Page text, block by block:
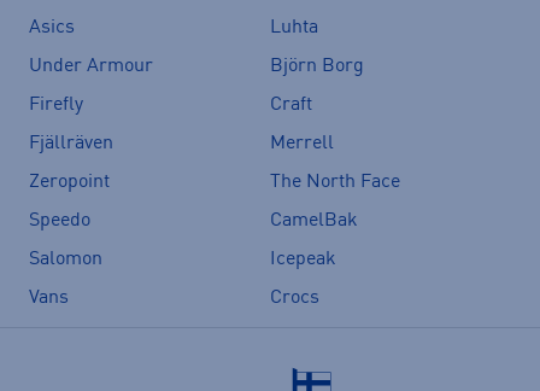
Asics
Luhta
Under Armour
Björn Borg
Firefly
Craft
Fjällräven
Merrell
Zeropoint
The North Face
Speedo
CamelBak
Salomon
Icepeak
Vans
Crocs